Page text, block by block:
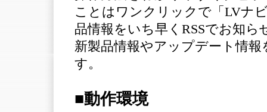
ことはワンクリックで「LVナ
品情報をいち早くRSSでお知ら
新製品情報やアップデート情
す。
■動作環境